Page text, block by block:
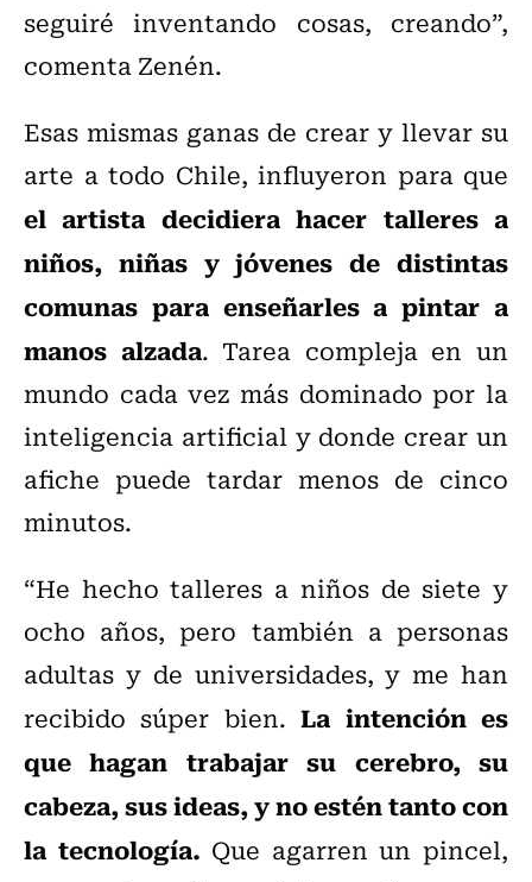
seguiré inventando cosas, creando”,
comenta Zenén.
Esas mismas ganas de crear y llevar su
arte a todo Chile, influyeron para que
el artista decidiera hacer talleres a
niños, niñas y jóvenes de distintas
comunas para enseñarles a pintar a
manos alzada. Tarea compleja en un
mundo cada vez más dominado por la
inteligencia artificial y donde crear un
afiche puede tardar menos de cinco
minutos.
“He hecho talleres a niños de siete y
ocho años, pero también a personas
adultas y de universidades, y me han
recibido súper bien.La intención es
que hagan trabajar su cerebro, su
cabeza, sus ideas, y no estén tanto con
la tecnología. Que agarren un pincel,